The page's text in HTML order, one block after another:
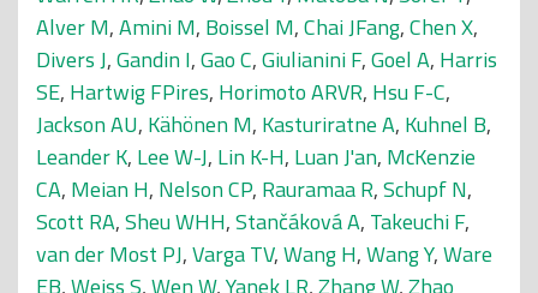
Alver M,Amini M, Boissel M,Chai JFang,Chen X,
Divers J,Gandin I,Gao C,Giulianini F,Goel A, Harris
SE, Hartwig FPires, Horimoto ARVR, Hsu F-C,
Jackson AU, Kähönen M, Kasturiratne A, Kuhnel B,
Leander K, Lee W-J, Lin K-H, Luan J'an, McKenzie
CA, Meian H, Nelson CP, Rauramaa R,Schupf N,
Scott RA,Sheu WHH,Stančáková A, Takeuchi F,
van der Most PJ,Varga TV,Wang H,Wang Y,Ware
EB,Weiss S,Wen W,Yanek LR,Zhang W,Zhao